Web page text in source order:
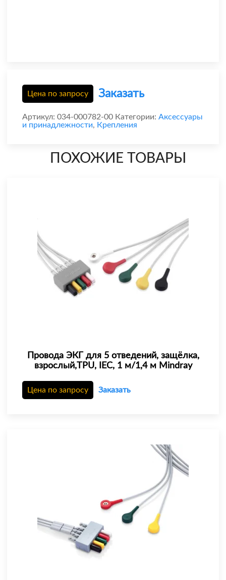
Цена по запросу Заказать
Артикул: 034-000782-00 Категории: Аксессуары
и принадлежности, Крепления
ПОХОЖИЕ ТОВАРЫ
Провода ЭКГ для 5 отведений, защёлка,
взрослый,TPU, IEC, 1 м/1,4 м Mindray
Цена по запросу Заказать